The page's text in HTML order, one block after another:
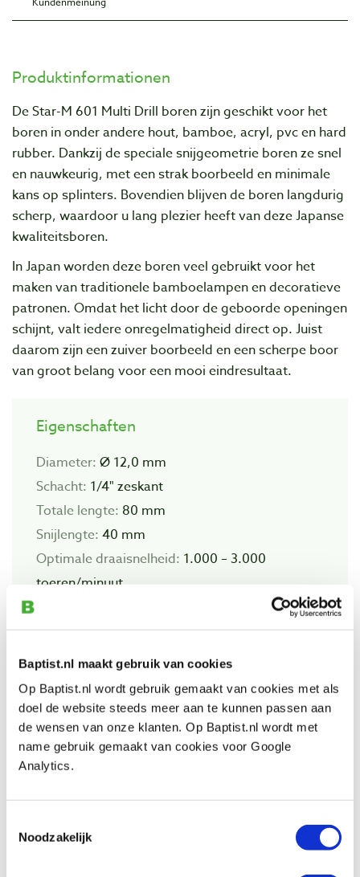
Baptist.nl maakt gebruik van cookies
Op Baptist.nl wordt gebruik gemaakt van cookies met als
doel de website steeds meer aan te kunnen passen aan
de wensen van onze klanten. Op Baptist.nl wordt met
name gebruik gemaakt van cookies voor Google
Analytics.
Noodzakelijk
Produktinformationen
De Star-M 601 Multi Drill boren zijn geschikt voor het
boren in onder andere hout, bamboe, acryl, pvc en hard
rubber. Dankzij de speciale snijgeometrie boren ze snel
en nauwkeurig, met een strak boorbeeld en minimale
kans op splinters. Bovendien blijven de boren langdurig
scherp, waardoor u lang plezier heeft van deze Japanse
kwaliteitsboren.
In Japan worden deze boren veel gebruikt voor het
maken van traditionele bamboelampen en decoratieve
patronen. Omdat het licht door de geboorde openingen
schijnt, valt iedere onregelmatigheid direct op. Juist
daarom zijn een zuiver boorbeeld en een scherpe boor
van groot belang voor een mooi eindresultaat.
Eigenschaften
Diameter: Ø 12,0 mm
Schacht: 1/4" zeskant
Totale lengte: 80 mm
Snijlengte: 40 mm
Optimale draaisnelheid: 1.000 – 3.000
toeren/minuut
Auch ansehen
Star-M 601 multi purpose borenset Ø 4-
8-12 mm
Nicht auf Lager, Fragen Sie für die Lieferung